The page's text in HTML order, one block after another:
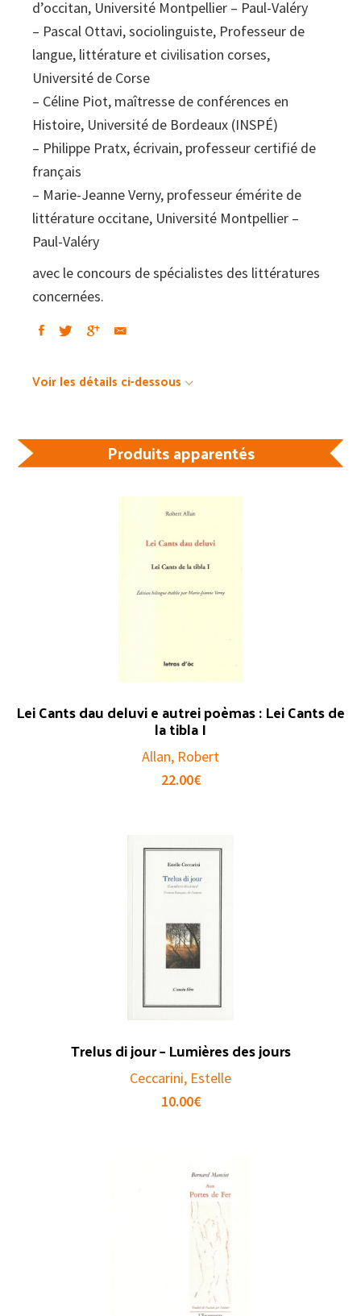
d’occitan, Université Montpellier – Paul-Valéry
– Pascal Ottavi, sociolinguiste, Professeur de
langue, littérature et civilisation corses,
Université de Corse
– Céline Piot, maîtresse de conférences en
Histoire, Université de Bordeaux (INSPÉ)
– Philippe Pratx, écrivain, professeur certifié de
français
– Marie-Jeanne Verny, professeur émérite de
littérature occitane, Université Montpellier –
Paul-Valéry
avec le concours de spécialistes des littératures
concernées.
Voir les détails ci-dessous
Produits apparentés
Lei Cants dau deluvi e autrei poèmas : Lei Cants de
la tibla I
Allan, Robert
22.00€
Trelus di jour – Lumières des jours
Ceccarini, Estelle
10.00€